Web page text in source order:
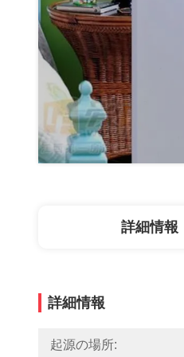
詳細情報
詳細情報
起源の場所: